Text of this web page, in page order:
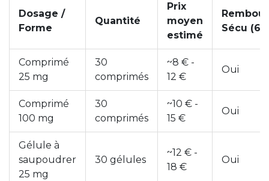
Dosage /
Forme
Quantité
Prix
moyen
estimé
Sécu
Comprimé
25 mg
30
comprimés
~8 € -
12 €
Oui
Comprimé
100 mg
30
comprimés
~10 € -
15 €
Oui
Gélule à
saupoudrer
25 mg
30 gélules
~12 € -
18 €
Oui